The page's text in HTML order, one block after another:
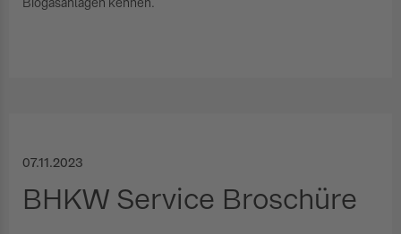
Biogasanlagen kennen.
07.11.2023
BHKW Service Broschüre